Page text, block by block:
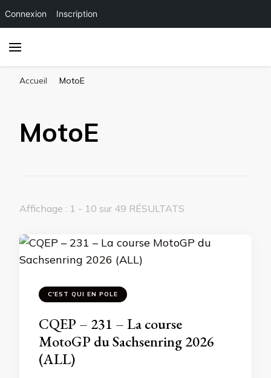
Connexion Inscription
Accueil MotoE
MotoE
Affichage : 1 - 10 sur 49 RÉSULTATS
C'EST QUI EN POLE
CQEP – 231 – La course
MotoGP du Sachsenring 2026
(ALL)